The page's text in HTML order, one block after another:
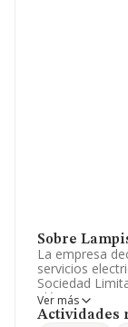
Sobre
La empresa
servicios
Sociedad
eléctricas'. La
exteriores.
Ver más
Actividades